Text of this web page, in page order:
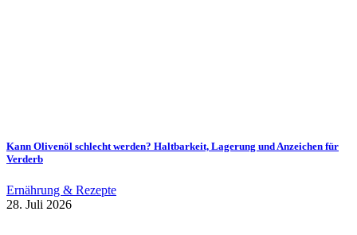
Kann Olivenöl schlecht werden? Haltbarkeit, Lagerung und Anzeichen für
Verderb
Ernährung & Rezepte
28. Juli 2026